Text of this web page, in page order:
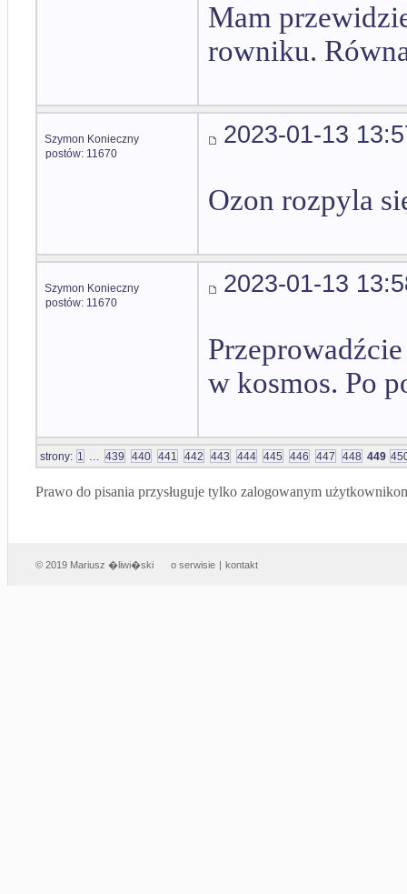
Mam
rowniku.
Szymon Konieczny
postów: 11670
2023-01-13
Ozon rozpyla
Szymon Konieczny
postów: 11670
2023-01-13
w kosmos. Po
strony: 1 ... 439 440 441 442 443 444 445 446 447 448 449
Prawo do pisania przysługuje tylko zalogowanym
© 2019 Mariusz �liwi�ski o serwisie | kontakt